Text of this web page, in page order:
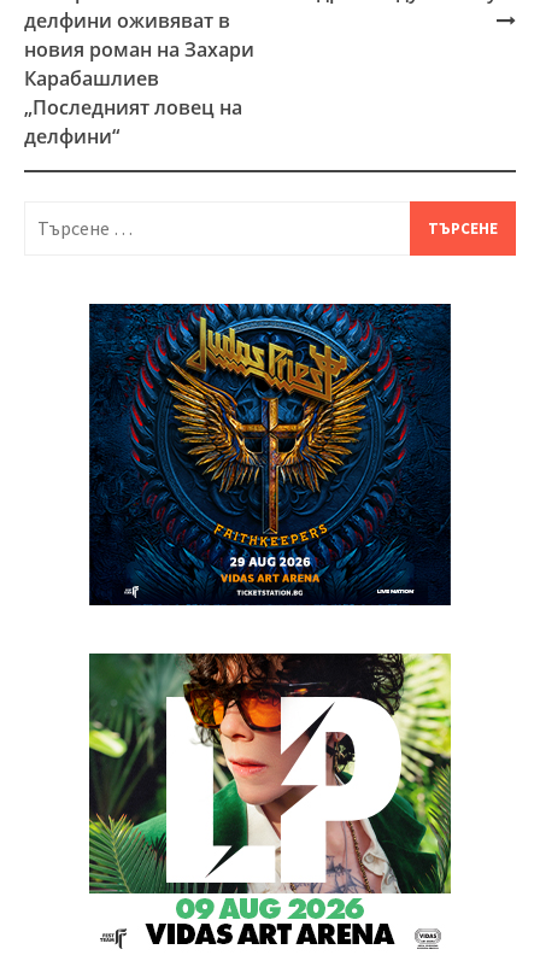
делфини оживяват в
новия роман на Захари
Карабашлиев
„Последният ловец на
делфини“
Търсене